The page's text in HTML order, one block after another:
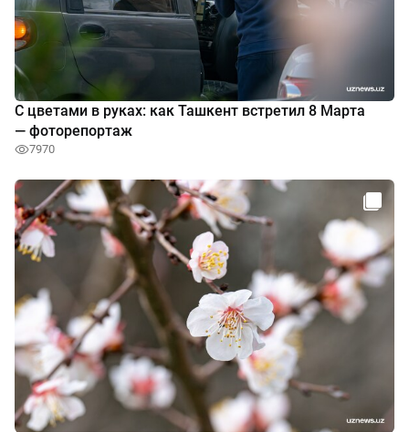
С цветами в руках: как Ташкент встретил 8 Марта
— фоторепортаж
7970